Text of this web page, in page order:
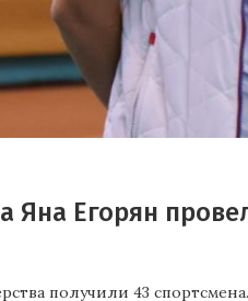
Егорян
получили 43 спортсмена.